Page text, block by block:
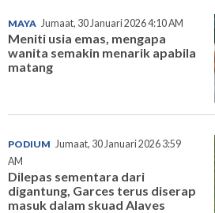
MAYA Jumaat, 30 Januari 2026 4:10 AM
Meniti usia emas, mengapa
wanita semakin menarik apabila
matang
PODIUM Jumaat, 30 Januari 2026 3:59
AM
Dilepas sementara dari
digantung, Garces terus diserap
masuk dalam skuad Alaves